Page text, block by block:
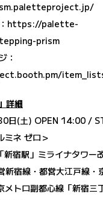
https://palette-
prism
：
詳細
日(土) OPEN 14:00 /
ミネ ゼロ＞
新宿駅」ミライナタワー
宿線・都営大江戸線・
トロ副都心線「新宿三